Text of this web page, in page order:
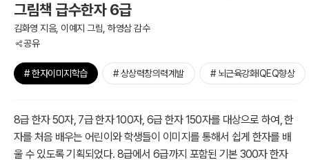
그림책 급수한자 6급
김화영 지음, 이예지 그림, 하영삼 감수
공유
# 한자이미지학습 # 상상력창의력계발 # 뇌근육강화IQEQ향상
8급 한자 50자, 7급 한자 100자, 6급 한자 150자를 대상으로 하여, 한
자를 처음 배우는 어린이와 학생들이 이미지를 통해서 쉽게 한자를 배
울 수 있도록 기획되었다. 8급에서 6급까지 포함된 기본 300자 한자